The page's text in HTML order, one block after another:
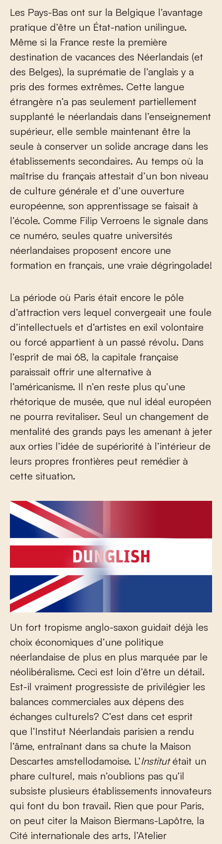
Les Pays-Bas ont sur la Belgique l’avantage
pratique d’être un État-nation unilingue.
Même si la France reste la première
destination de vacances des Néerlandais (et
des Belges), la suprématie de l’anglais y a
pris des formes extrêmes. Cette langue
étrangère n’a pas seulement partiellement
supplanté le néerlandais dans l’enseignement
supérieur, elle semble maintenant être la
seule à conserver un solide ancrage dans les
établissements secondaires. Au temps où la
maîtrise du français attestait d’un bon niveau
de culture générale et d’une ouverture
européenne, son apprentissage se faisait à
l’école. Comme Filip Verroens le signale dans
ce numéro, seules quatre universités
néerlandaises proposent encore une
formation en français, une vraie dégringolade!
La période où Paris était encore le pôle
d’attraction vers lequel convergeait une foule
d’intellectuels et d’artistes en exil volontaire
ou forcé appartient à un passé révolu. Dans
l’esprit de mai 68, la capitale française
paraissait offrir une alternative à
l’américanisme. Il n’en reste plus qu’une
rhétorique de musée, que nul idéal européen
ne pourra revitaliser. Seul un changement de
mentalité des grands pays les amenant à jeter
aux orties l’idée de supériorité à l’intérieur de
leurs propres frontières peut remédier à
cette situation.
Un fort tropisme anglo-saxon guidait déjà les
choix économiques d’une politique
néerlandaise de plus en plus marquée par le
néolibéralisme. Ceci est loin d’être un détail.
Est-il vraiment progressiste de privilégier les
balances commerciales aux dépens des
échanges culturels? C’est dans cet esprit
que l’Institut Néerlandais parisien a rendu
l’âme, entraînant dans sa chute la Maison
Descartes amstellodamoise. L’Institutétait un
phare culturel, mais n’oublions pas qu’il
subsiste plusieurs établissements innovateurs
qui font du bon travail. Rien que pour Paris,
on peut citer la Maison Biermans-Lapôtre, la
Cité internationale des arts, l’Atelier